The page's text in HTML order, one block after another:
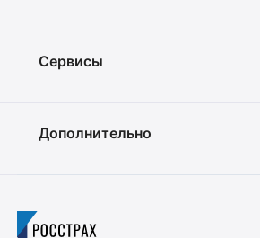
Сервисы
Дополнительно